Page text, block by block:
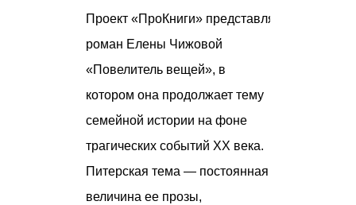
Проект «ПроКниги» представляет
роман Елены Чижовой
«Повелитель вещей», в
котором она продолжает тему
семейной истории на фоне
трагических событий ХХ века.
Питерская тема — постоянная
величина ее прозы,